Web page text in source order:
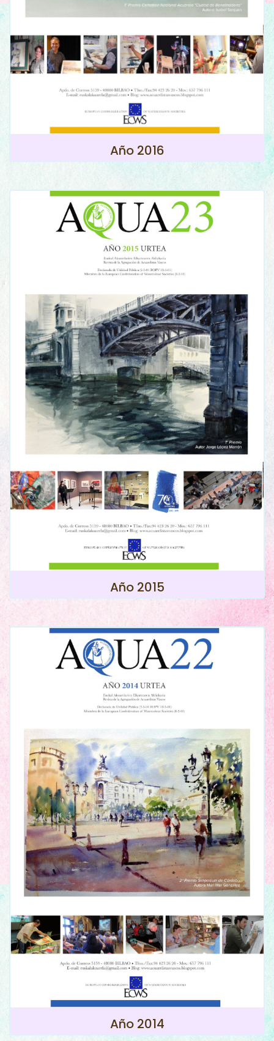
Año 2016
Año 2015
Año 2014